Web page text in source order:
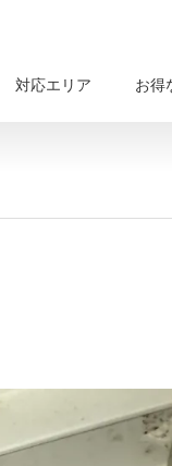
対応エリア お得